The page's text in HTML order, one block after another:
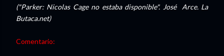
("Parker: Nicolas Cage no estaba disponible". José Arce. La
Butaca.net)
Comentario: